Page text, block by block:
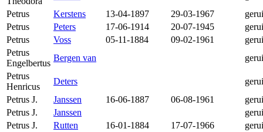
Petrus
Kerstens 13-04-1897 29-03-1967
Petrus
Peters 17-06-1914 20-07-1945
Petrus
Voss 05-11-1884 09-02-1961
Petrus
Engelbertus
Bergen van
Petrus
Henricus
Deters
Petrus J.
Janssen 16-06-1887 06-08-1961
Petrus J.
Janssen
Petrus J.
Rutten 16-01-1884 17-07-1966